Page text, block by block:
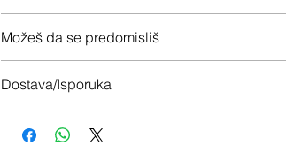
Možeš da se predomisliš
Dostava/Isporuka